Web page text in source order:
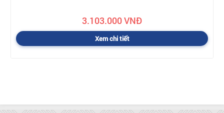
3.103.000 VNĐ
Xem chi tiết